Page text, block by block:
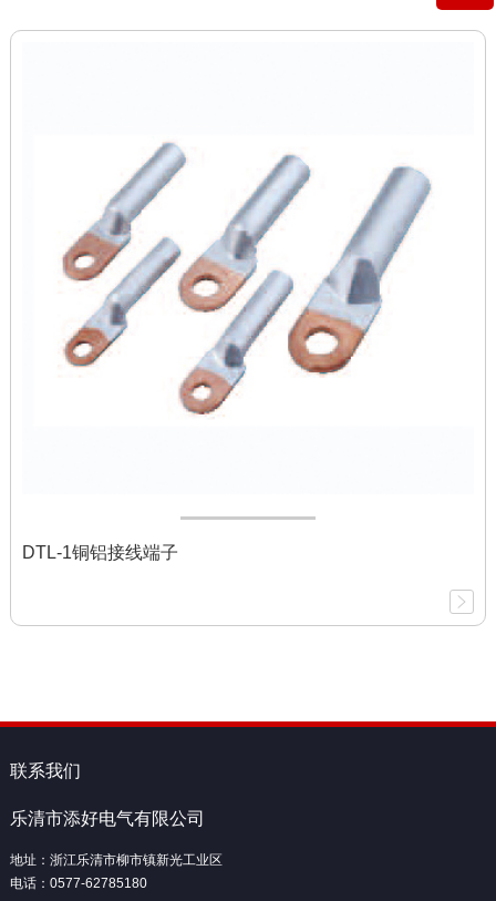
DTL-1铜铝接线端子
联系我们
乐清市添好电气有限公司
地址：浙江乐清市柳市镇新光工业区
电话：0577-62785180